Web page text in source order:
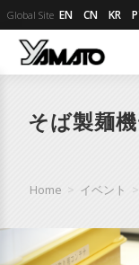
Global Site EN CN KR
そば製麺
Home > イベント >